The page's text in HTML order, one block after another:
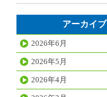
アーカイブ
2026年6月
2026年5月
2026年4月